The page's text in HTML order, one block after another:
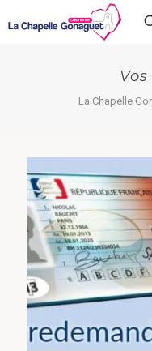
La Chapelle